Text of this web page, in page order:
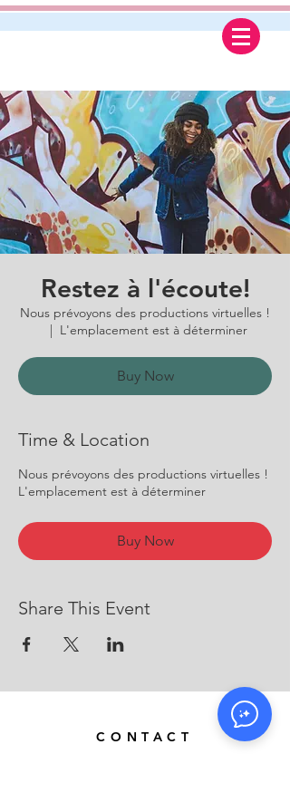
Restez à l'écoute!
Nous prévoyons des productions virtuelles !
  |
L'emplacement est à déterminer
Buy Now
Time & Location
Nous prévoyons des productions virtuelles !
L'emplacement est à déterminer
Buy Now
Share This Event
CONTACT